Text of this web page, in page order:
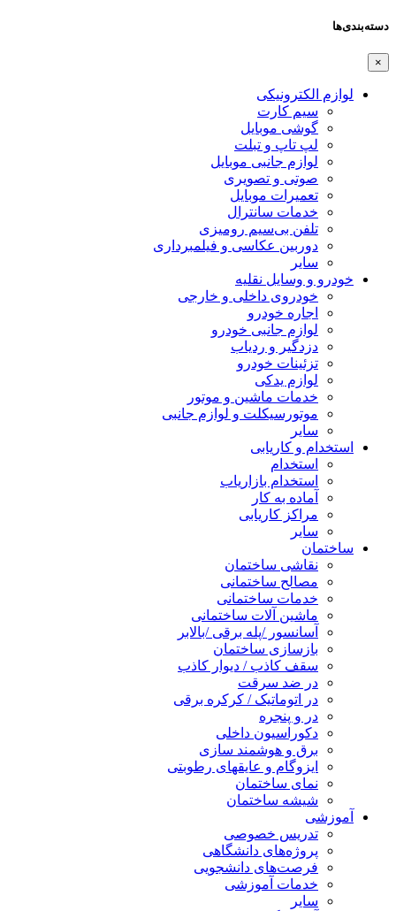
دسته‌بندی‌ها
×
لوازم الکترونیکی
سیم کارت
گوشی موبایل
لپ تاپ و تبلت
لوازم جانبی موبایل
صوتی و تصویری
تعمیرات موبایل
خدمات سانترال
تلفن بی‌سیم رومیزی
دوربین عکاسی و فیلمبرداری
سایر
خودرو و وسایل نقلیه
خودروی داخلی و خارجی
اجاره خودرو
لوازم جانبی خودرو
دزدگیر و ردیاب
تزئینات خودرو
لوازم یدکی
خدمات ماشین و موتور
موتورسیکلت و لوازم جانبی
سایر
استخدام و کاریابی
استخدام
استخدام بازاریاب
آماده به کار
مراکز کاریابی
سایر
ساختمان
نقاشی ساختمان
مصالح ساختمانی
خدمات ساختمانی
ماشین آلات ساختمانی
آسانسور /پله برقی /بالابر
بازسازی ساختمان
سقف کاذب / دیوار کاذب
در ضد سرقت
در اتوماتیک / کرکره برقی
در و پنجره
دکوراسیون داخلی
برق و هوشمند سازی
ایزوگام و عایقهای رطوبتی
نمای ساختمان
شیشه ساختمان
آموزشی
تدریس خصوصی
پروژه‌های دانشگاهی
فرصت‌های دانشجویی
خدمات آموزشی
سایر